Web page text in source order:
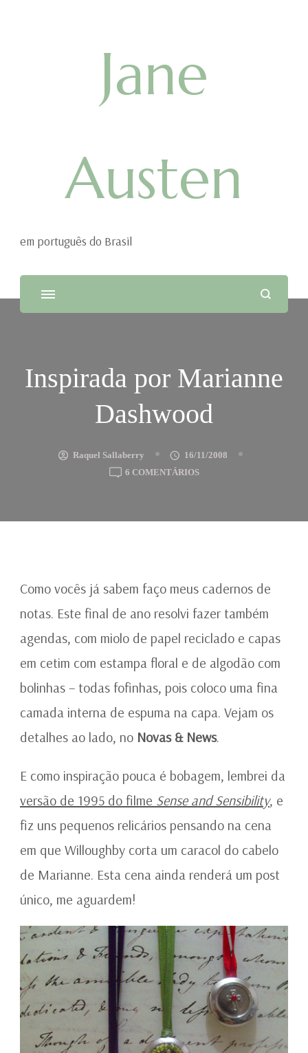
Jane
Austen
em português do Brasil
Inspirada por Marianne
Dashwood
Raquel Sallaberry
16/11/2008
6 COMENTÁRIOSEM
MARIANNE
Como vocês já sabem faço meus cadernos de
notas. Este final de ano resolvi fazer também
agendas, com miolo de papel reciclado e capas
em cetim com estampa floral e de algodão com
bolinhas – todas fofinhas, pois coloco uma fina
camada interna de espuma na capa. Vejam os
detalhes ao lado, no Novas & News.
E como inspiração pouca é bobagem, lembrei da
versão de 1995 do filme Sense and Sensibility, e
fiz uns pequenos relicários pensando na cena
em que Willoughby corta um caracol do cabelo
de Marianne. Esta cena ainda renderá um post
único, me aguardem!